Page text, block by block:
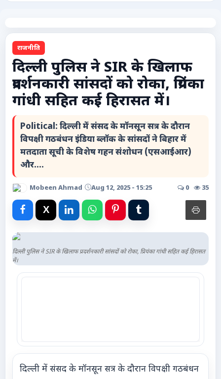
टेक्नोलॉजी / गैजेट्स
लाइफस्टाइल
वायरल
साहित्य
विशेष लेख
धर्म और अध्यात्म
Advertise with Us
Events
Gallery
राजनीति
दिल्ली पुलिस ने SIR के खिलाफ
प्रदर्शनकारी सांसदों को रोका, प्रियंका
गांधी सहित कई हिरासत में।
Political: दिल्ली में संसद के मॉनसून सत्र के दौरान
विपक्षी गठबंधन इंडिया ब्लॉक के सांसदों ने बिहार में
मतदाता सूची के विशेष गहन संशोधन (एसआईआर)
और....
Mobeen Ahmad Aug 12, 2025 - 15:25 0 35
दिल्ली पुलिस ने SIR के खिलाफ प्रदर्शनकारी सांसदों को रोका, प्रियंका गांधी सहित कई हिरासत
में।
दिल्ली में संसद के मॉनसून सत्र के दौरान विपक्षी गठबंधन